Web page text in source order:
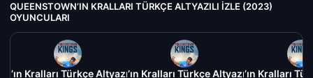
QUEENSTOWN’IN KRALLARI TÜRKÇE ALTYAZILI IZLE (2023)
OYUNCULARI
Kralları Türkçe Altyazılı izle (2023)
Queenstown’ın Kralları Türkçe Altyazılı izle (2023)
Queenstown’ın Kralları